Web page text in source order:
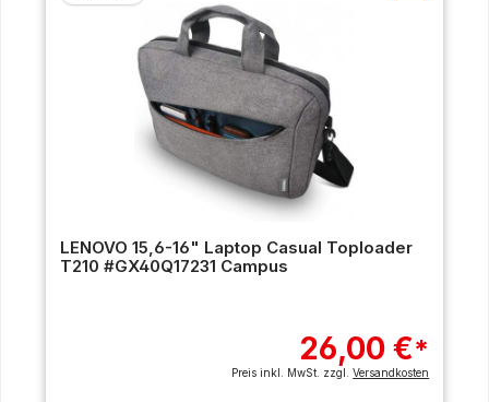
LENOVO 15,6-16" Laptop Casual Toploader
T210 #GX40Q17231 Campus
26,00 €*
Preis inkl. MwSt. zzgl.Versandkosten